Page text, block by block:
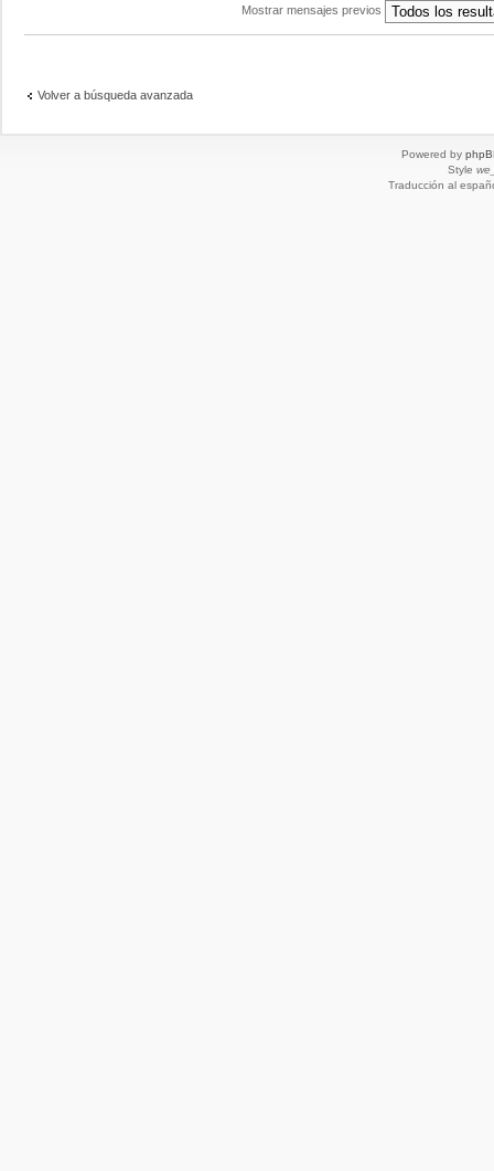
Mostrar mensajes previos
Volver a búsqueda avanzada
Powered by
Style
Traducción al